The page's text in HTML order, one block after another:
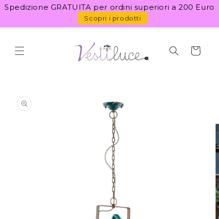
Spedizione GRATUITA per ordini superiori a 200 Euro
Scopri i prodotti
direttamente
Carrello
informazioni
sul prodotto